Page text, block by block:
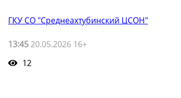
ГКУ СО "Среднеахтубинский ЦСОН"
13:45 20.05.2026 16+
12